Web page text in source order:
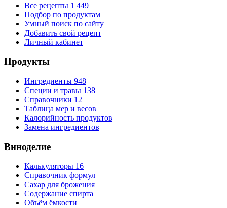
Все рецепты 1 449
Подбор по продуктам
Умный поиск по сайту
Добавить свой рецепт
Личный кабинет
Продукты
Ингредиенты 948
Специи и травы 138
Справочники 12
Таблица мер и весов
Калорийность продуктов
Замена ингредиентов
Виноделие
Калькуляторы 16
Справочник формул
Сахар для брожения
Содержание спирта
Объём ёмкости